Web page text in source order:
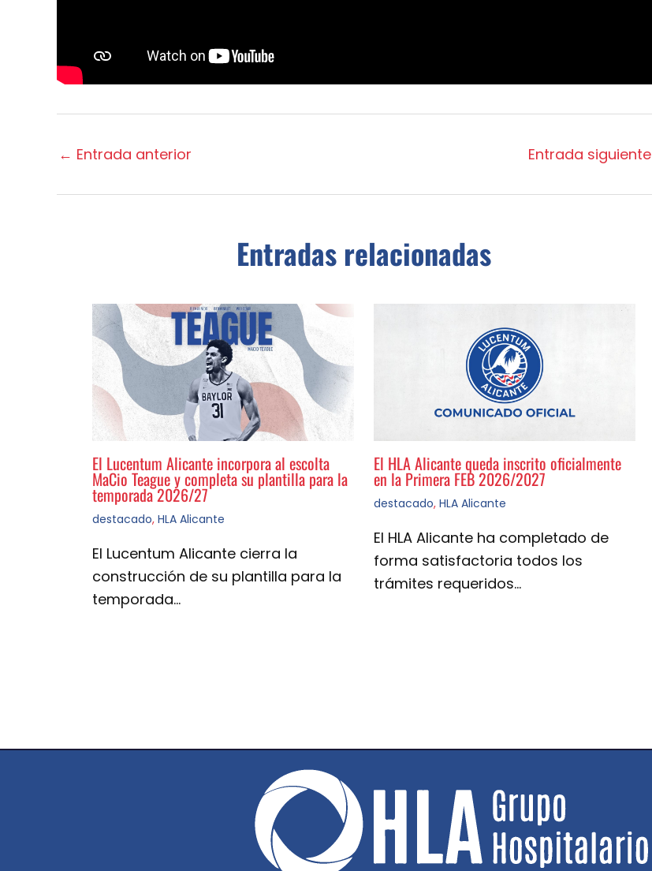
← Entrada anterior Entrada siguiente
Entradas relacionadas
El Lucentum Alicante incorpora al escolta
MaCio Teague y completa su plantilla para la
temporada 2026/27
destacado, HLA Alicante
El Lucentum Alicante cierra la
construcción de su plantilla para la
temporada…
El HLA Alicante queda inscrito oficialmente
en la Primera FEB 2026/2027
destacado, HLA Alicante
El HLA Alicante ha completado de
forma satisfactoria todos los
trámites requeridos…